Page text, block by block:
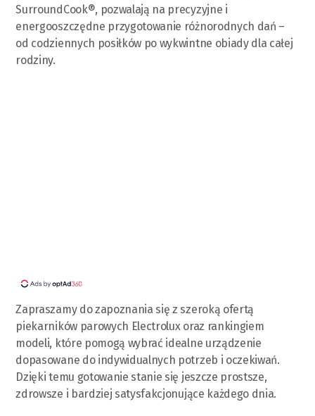
SurroundCook®, pozwalają na precyzyjne i
energooszczędne przygotowanie różnorodnych dań –
od codziennych posiłków po wykwintne obiady dla całej
rodziny.
Zapraszamy do zapoznania się z szeroką ofertą
piekarników parowych Electrolux oraz rankingiem
modeli, które pomogą wybrać idealne urządzenie
dopasowane do indywidualnych potrzeb i oczekiwań.
Dzięki temu gotowanie stanie się jeszcze prostsze,
zdrowsze i bardziej satysfakcjonujące każdego dnia.